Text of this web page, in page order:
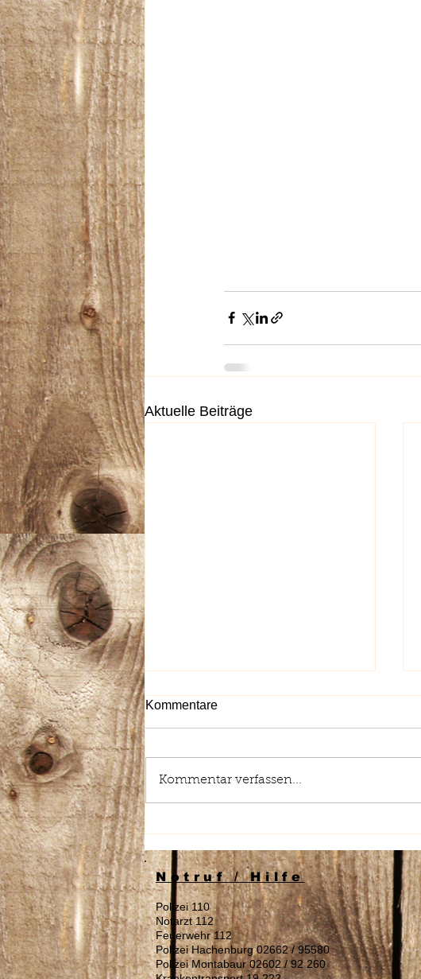
Aktuelle Beiträge
gesucht
Kommentare
Kommentar verfassen...
Notruf / Hilfe
Polizei 110
Notarzt 112
Feuerwehr 112
Polizei Hachenburg 02662 / 95580
Polizei Montabaur 02602 / 92 260